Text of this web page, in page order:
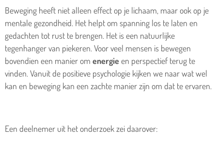
Beweging heeft niet alleen effect op je lichaam, maar ook op je
mentale gezondheid. Het helpt om spanning los te laten en
gedachten tot rust te brengen. Het is een natuurlijke
tegenhanger van piekeren. Voor veel mensen is bewegen
bovendien een manier om energie en perspectief terug te
vinden. Vanuit de positieve psychologie kijken we naar wat wel
kan en beweging kan een zachte manier zijn om dat te ervaren.
Een deelnemer uit het onderzoek zei daarover: